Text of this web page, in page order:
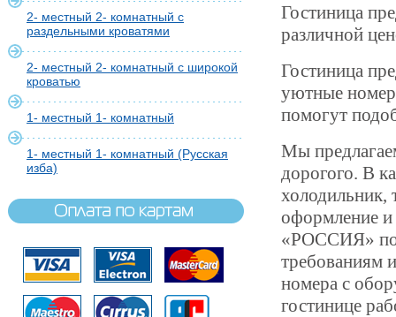
2- местный 2- комнатный с
раздельными кроватями
2- местный 2- комнатный с широкой
кроватью
1- местный 1- комнатный
1- местный 1- комнатный (Русская
изба)
Гостиница
различной
Гостиница
уютные
помогут
Мы
дорогого. В
холодильник,
оформление и
«РОССИЯ»
требованиям
номера с
гостинице